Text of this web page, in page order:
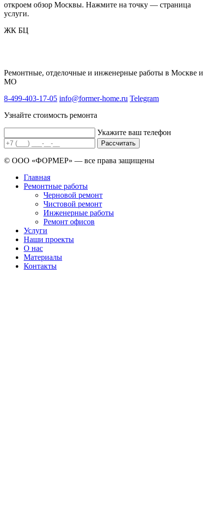
откроем обзор Москвы. Нажмите на точку — страница
услуги.
ЖК БЦ
Ремонтные, отделочные и инженерные работы в Москве и
МО
8-499-403-17-05 info@former-home.ru Telegram
Узнайте стоимость ремонта
Укажите ваш телефон
Рассчитать
© ООО «ФОРМЕР» — все права защищены
Главная
Ремонтные работы
Черновой ремонт
Чистовой ремонт
Инженерные работы
Ремонт офисов
Услуги
Наши проекты
О нас
Материалы
Контакты